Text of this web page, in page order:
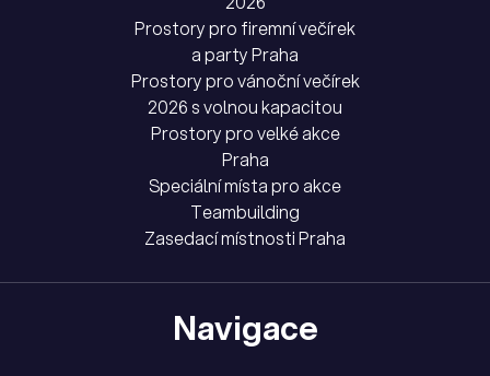
Prostory pro firemní večírek
a party Praha
Prostory pro vánoční večírek
2026 s volnou kapacitou
Prostory pro velké akce
Praha
Speciální místa pro akce
Teambuilding
Zasedací místnosti Praha
Navigace